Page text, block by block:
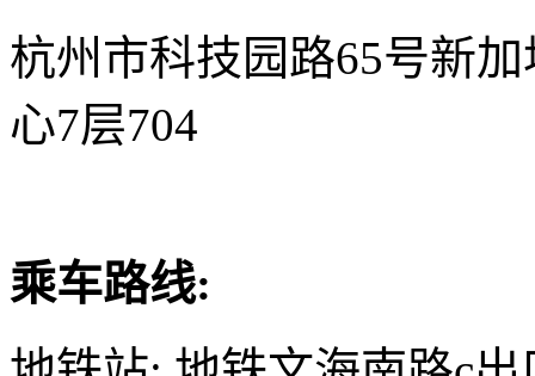
杭州市科技园路65号新
心7层704
乘车路线: